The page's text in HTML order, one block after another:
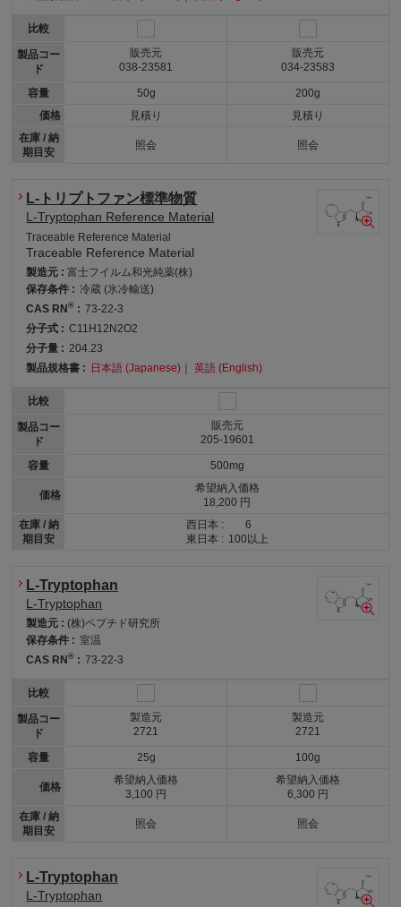
比較
製品コー
ド
容量
価格
在庫 / 納
期目安
販売元
038-23581
50g
見積り
照会
販売元
034-23583
200g
見積り
照会
L-トリプトファン標準物質
L-Tryptophan Reference Material
Traceable Reference Material
Traceable Reference Material
製造元 :富士フイルム和光純薬(株)
保存条件 : 冷蔵 (氷冷輸送)
CAS RN® : 73-22-3
分子式 : C11H12N2O2
分子量 : 204.23
製品規格書 : 日本語 (Japanese) ｜英語 (English)
比較
製品コー
ド
容量
価格
在庫 / 納
期目安
販売元
205-19601
500mg
希望納入価格
18,200 円
西日本 :
6
東日本 : 100以上
L-Tryptophan
L-Tryptophan
製造元 :(株)ペプチド研究所
保存条件 : 室温
CAS RN® : 73-22-3
比較
製品コー
ド
容量
価格
在庫 / 納
期目安
製造元
2721
25g
希望納入価格
3,100 円
照会
製造元
2721
100g
希望納入価格
6,300 円
照会
L-Tryptophan
L-Tryptophan